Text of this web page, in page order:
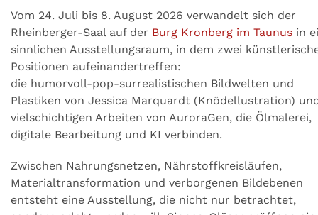
Vom 24. Juli bis 8. August 2026 verwandelt sich der
Rheinberger-Saal auf der Burg Kronberg im Taunus in
sinnlichen Ausstellungsraum, in dem zwei
Positionen aufeinandertreffen:
die humorvoll-pop-surrealistischen Bildwelten und
Plastiken von Jessica Marquardt (Knödellustration)
vielschichtigen Arbeiten von AuroraGen, die Ölmalerei,
digitale Bearbeitung und KI verbinden.
Zwischen Nahrungsnetzen, Nährstoffkreisläufen,
Materialtransformation und verborgenen Bildebenen
entsteht eine Ausstellung, die nicht nur betrachtet,